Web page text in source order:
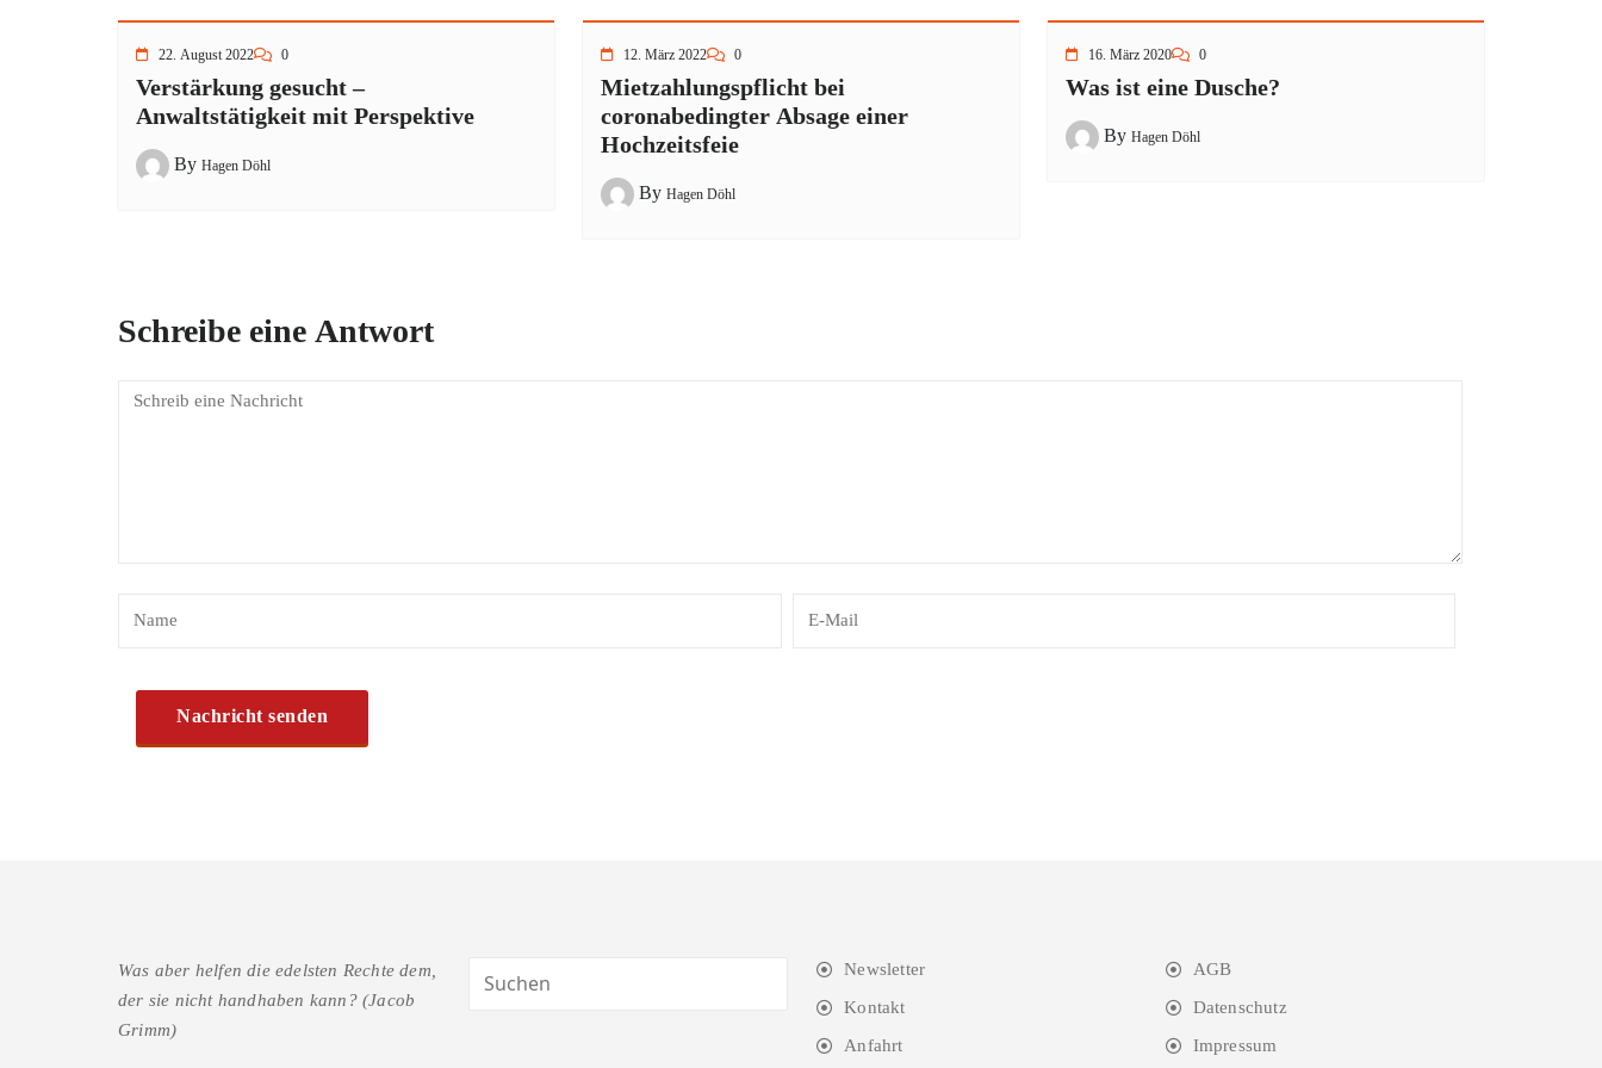
22. August 2022 0
Verstärkung gesucht –
Anwaltstätigkeit mit Perspektive
By Hagen Döhl
12. März 2022 0
Mietzahlungspflicht bei
coronabedingter Absage einer
Hochzeitsfeie
By Hagen Döhl
16. März 2020 0
Was ist eine Dusche?
By Hagen Döhl
Schreibe eine Antwort
Was aber helfen die edelsten Rechte dem,
der sie nicht handhaben kann? (Jacob
Grimm)
Newsletter
Kontakt
Anfahrt
AGB
Datenschutz
Impressum